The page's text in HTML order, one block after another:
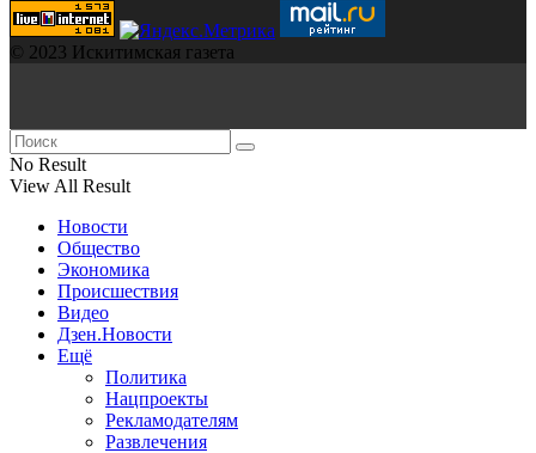
© 2023 Искитимская газета
No Result
View All Result
Новости
Общество
Экономика
Происшествия
Видео
Дзен.Новости
Ещё
Политика
Нацпроекты
Рекламодателям
Развлечения